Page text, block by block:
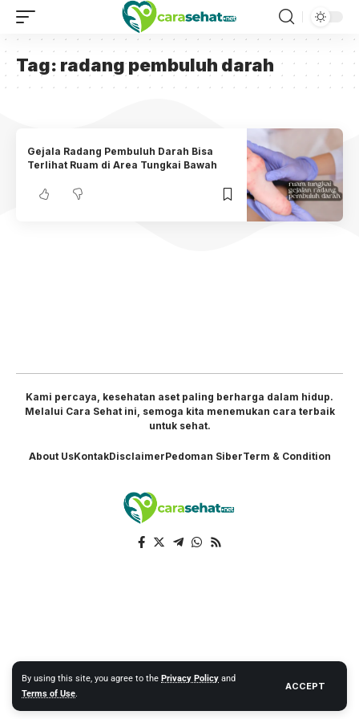
By using this site, you agree to the Privacy Policy and
Terms of Use.
ACCEPT
Tag: radang pembuluh darah
Gejala Radang Pembuluh Darah Bisa
Terlihat Ruam di Area Tungkai Bawah
Kami percaya, kesehatan aset paling berharga dalam hidup.
Melalui Cara Sehat ini, semoga kita menemukan cara terbaik
untuk sehat.
About UsKontakDisclaimerPedoman SiberTerm & Condition